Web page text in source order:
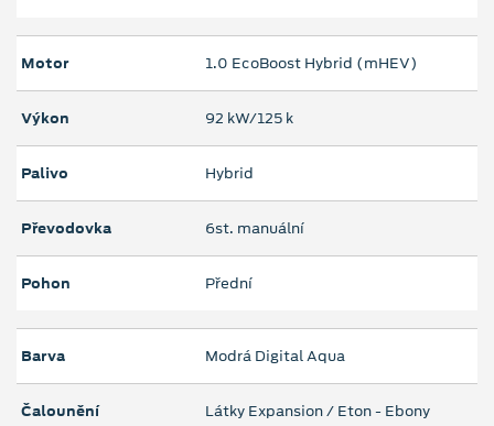
Motor 1.0 EcoBoost Hybrid (mHEV)
Výkon 92 kW/125 k
Palivo Hybrid
Převodovka 6st. manuální
Pohon Přední
Barva Modrá Digital Aqua
Čalounění Látky Expansion / Eton - Ebony